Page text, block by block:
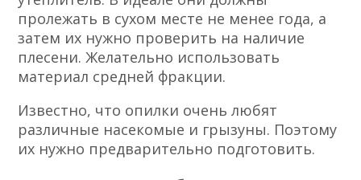
пролежать в сухом месте не менее года, а
затем их нужно проверить на наличие
плесени. Желательно использовать
материал средней фракции.
Известно, что опилки очень любят
различные насекомые и грызуны. Поэтому
их нужно предварительно подготовить.